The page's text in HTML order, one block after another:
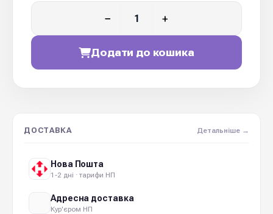
− +
Додати до кошика
ДОСТАВКА Детальніше →
Нова Пошта
1-2 дні · тарифи НП
Адресна доставка
Кур'єром НП